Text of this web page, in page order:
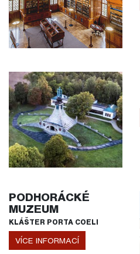
PODHORÁCKÉ
MUZEUM
KLÁŠTER PORTA COELI
VÍCE INFORMACÍ